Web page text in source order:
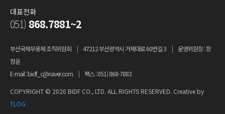
부산국제무용제 조직위원회 | 47212 부산광역시 거제대로 60번길 3 | 운영위원장 : 장
정윤
E-mail : bidf_c@naver.com
| 팩스 : 051) 868-7883
COPYRIGHT © 2020 BIDF CO., LTD. ALL RIGHTS RESERVED. Creative by
TLOG
대표전화
051) 868.7881~2